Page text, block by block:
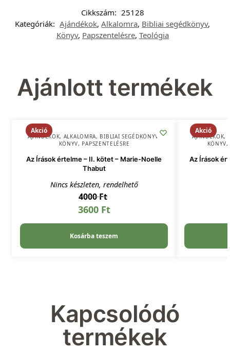
Cikkszám: 25128
Kategóriák: Ajándékok,Alkalomra, Bibliai segédkönyv,
Könyv, Papszentelésre, Teológia
Ajánlott termékek
Akció
AJÁNDÉKOK, ALKALOMRA, BIBLIAI SEGÉDKÖNYV
KÖNYV, PAPSZENTELÉSRE
Az Írások értelme – II. kötet – Marie-Noelle
Thabut
Nincs készleten, rendelhető
4000Ft
3600 Ft
Kosárba teszem
Akció
AJÁNDÉKOK,
KÖNYV,
Az Írások
Kapcsolódó
termékek